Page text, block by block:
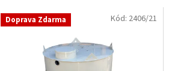
Doprava Zdarma Kód: 2406/21